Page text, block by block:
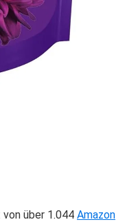
über 1.044 Amazon